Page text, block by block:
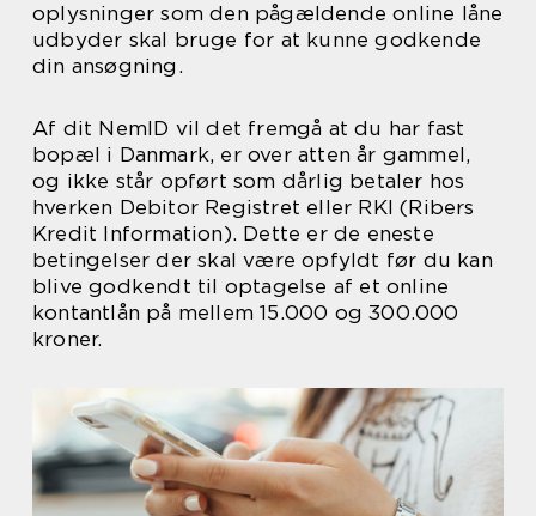
oplysninger som den pågældende online låne
udbyder skal bruge for at kunne godkende
din ansøgning.
Af dit NemID vil det fremgå at du har fast
bopæl i Danmark, er over atten år gammel,
og ikke står opført som dårlig betaler hos
hverken Debitor Registret eller RKI (Ribers
Kredit Information). Dette er de eneste
betingelser der skal være opfyldt før du kan
blive godkendt til optagelse af et online
kontantlån på mellem 15.000 og 300.000
kroner.